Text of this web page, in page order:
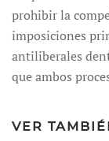
prohibir la
imposiciones
antiliberales
que ambos
VER